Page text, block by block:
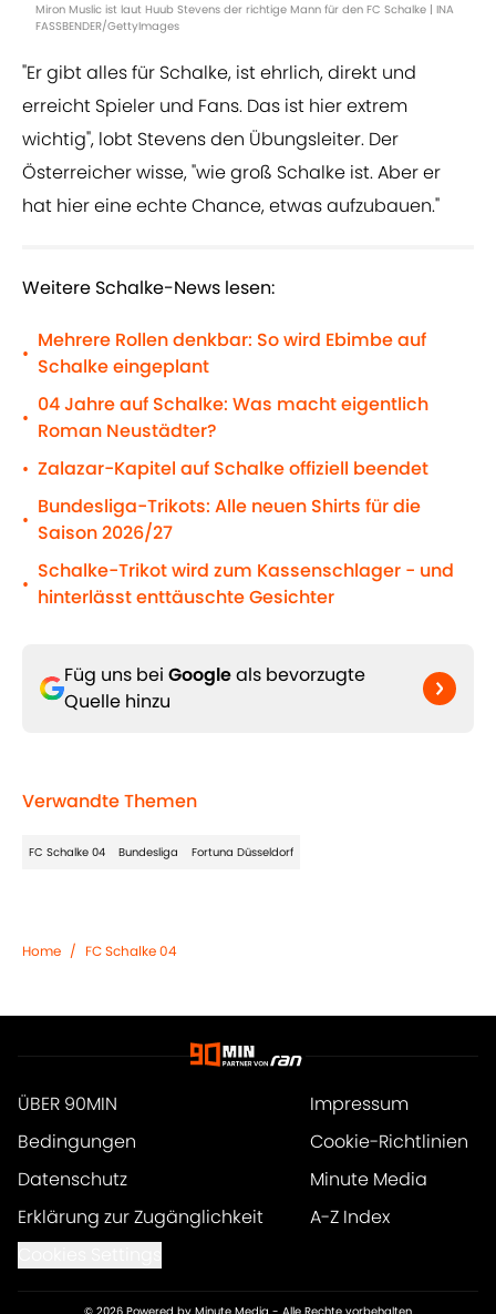
Miron Muslic ist laut Huub Stevens der richtige Mann für den FC Schalke | INA
FASSBENDER/GettyImages
"Er gibt alles für Schalke, ist ehrlich, direkt und
erreicht Spieler und Fans. Das ist hier extrem
wichtig", lobt Stevens den Übungsleiter. Der
Österreicher wisse, "wie groß Schalke ist. Aber er
hat hier eine echte Chance, etwas aufzubauen."
Weitere Schalke-News lesen:
•
Mehrere Rollen denkbar: So wird Ebimbe auf
Schalke eingeplant
•
04 Jahre auf Schalke: Was macht eigentlich
Roman Neustädter?
• Zalazar-Kapitel auf Schalke offiziell beendet
•
Bundesliga-Trikots: Alle neuen Shirts für die
Saison 2026/27
•
Schalke-Trikot wird zum Kassenschlager - und
hinterlässt enttäuschte Gesichter
Füg uns bei Googleals bevorzugte
Quelle hinzu
Verwandte Themen
FC Schalke 04 Bundesliga Fortuna Düsseldorf
Home / FC Schalke 04
ÜBER 90MIN
Impressum
Bedingungen
Cookie-Richtlinien
Datenschutz
Minute Media
Erklärung zur Zugänglichkeit
A-Z Index